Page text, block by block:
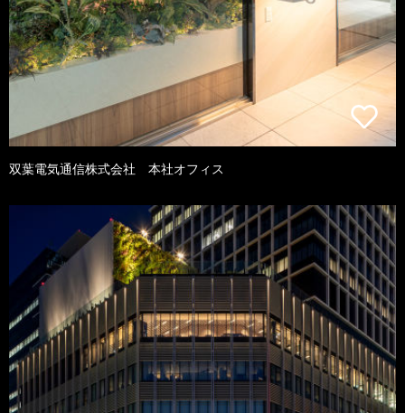
双葉電気通信株式会社 本社オフィス